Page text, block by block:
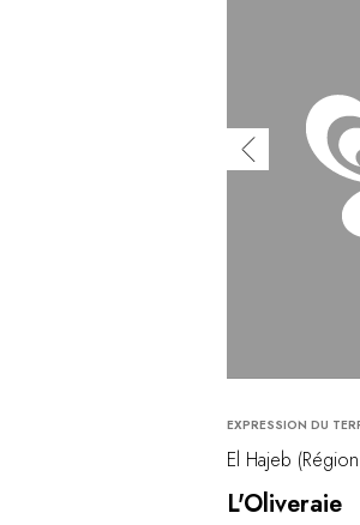
EXPRESSION DU
El Hajeb
L'Oliveraie